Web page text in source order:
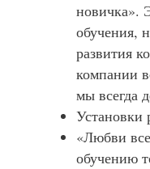
новичка».
обучения,
развития
компании
мы всегда
Установки
«Любви
обучению